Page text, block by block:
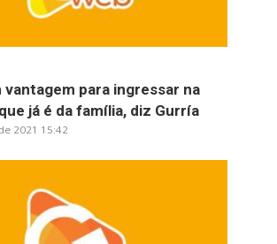
vantagem para ingressar na
já é da família, diz Gurría
2021 15:42